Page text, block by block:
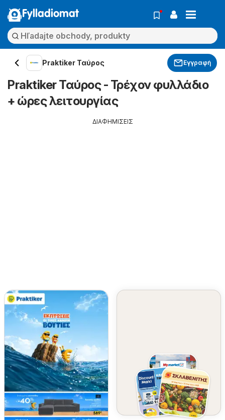
Fylladiomat
Praktiker Ταύρος Εγγραφή
Praktiker Ταύρος - Τρέχον φυλλάδιο
+ ώρες λειτουργίας
ΔΙΑΦΗΜΙΣΕΙΣ